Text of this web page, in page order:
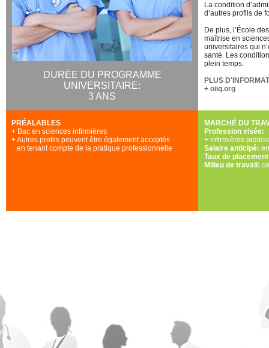
DURÉE DU PROGRAMME
UNIVERSITAIRE:
3 ANS
La condition
d’autres profils de
De plus, l’École
maîtrise en
universitaires qui
santé. Les
plein temps.
PLUS
+ oiiq.org
PRÉALABLES
+ Bac en sciences infirmières
+ Autres profils peuvent être également acceptés
en tenant compte de la pratique professionnelle
MARCHÉ DU
Profession visée:
+ infirmières
Salaire anticipé:
Taux de
Milieu de travail: